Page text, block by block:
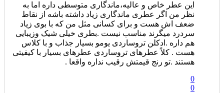
این عطر خاص و عالیه،ماندگاری متوسطی داره اما به
نظر من اگر عطری ماندگاری زیاد داشته باشه از نقاط
ضعف اش هست و برای کسانی مثل من که با بوی زیاد
سردرد میگرند مناسب نیست .بطری خیلی شیک وزیبایی
هم داره .ادکلن تروساردی یومو بسیار جذاب و با کلاس
هست . کلاً عطرهای تروساردی عطرهای بسیار با کیفیتی
هستند .تو رنج قیمتش رقیب نداره واقعا .
0
0